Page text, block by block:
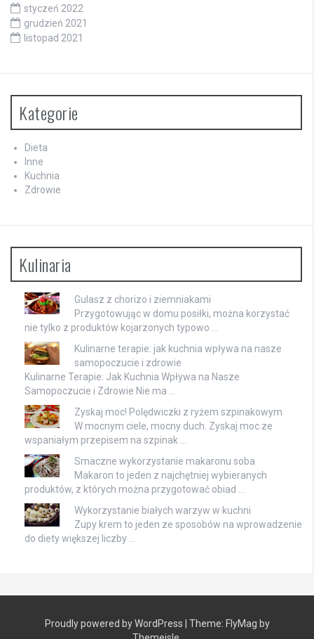
styczeń 2022
grudzień 2021
listopad 2021
Kategorie
Dieta
Inne
Kuchnia
Zdrowie
Kulinaria
Gulasz z chorizo i ziemniakami
Przygotowując w domu posiłki, można korzystać
nie tylko z produktów kojarzonych typowo …
Kulinarne terapie: jak kuchnia wpływa na nasze
samopoczucie i zdrowie
Kulinarne Terapie: Jak Kuchnia Wpływa na Nasze
Samopoczucie i Zdrowie Nie ma …
Zyskaj moc! Polędwiczki z ryżem szpinakowym
W mocnym ciele, mocny duch. Zyskaj moc ze
wspaniałym przepisem na szpinak …
Smaczne wykorzystanie makaronu soba
Makaron to jeden z najchętniej wybieranych
produktów, z których można przygotować obiad …
Wykorzystanie białych warzyw w kuchni
Zupy krem to jeden ze sposobów na wprowadzenie
do diety większej liczby …
Proudly powered by WordPress Theme: FlyMag by